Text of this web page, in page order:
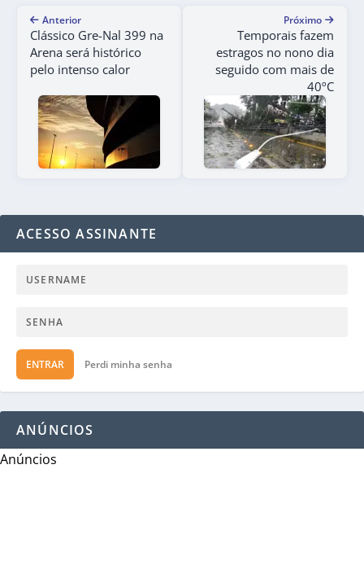
Anterior
Clássico Gre-Nal 399 na
Arena será histórico
pelo intenso calor
Próximo
Temporais fazem
estragos no nono dia
seguido com mais de
40ºC
ACESSO ASSINANTE
ENTRAR Perdi minha senha
ANÚNCIOS
Anúncios